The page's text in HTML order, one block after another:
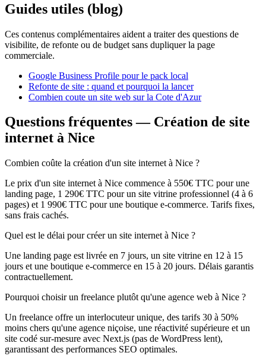
Guides utiles (blog)
Ces contenus complémentaires aident a traiter des questions de
visibilite, de refonte ou de budget sans dupliquer la page
commerciale.
Google Business Profile pour le pack local
Refonte de site : quand et pourquoi la lancer
Combien coute un site web sur la Cote d'Azur
Questions fréquentes — Création de site
internet à Nice
Combien coûte la création d'un site internet à Nice ?
Le prix d'un site internet à Nice commence à 550€ TTC pour une
landing page, 1 290€ TTC pour un site vitrine professionnel (4 à 6
pages) et 1 990€ TTC pour une boutique e-commerce. Tarifs fixes,
sans frais cachés.
Quel est le délai pour créer un site internet à Nice ?
Une landing page est livrée en 7 jours, un site vitrine en 12 à 15
jours et une boutique e-commerce en 15 à 20 jours. Délais garantis
contractuellement.
Pourquoi choisir un freelance plutôt qu'une agence web à Nice ?
Un freelance offre un interlocuteur unique, des tarifs 30 à 50%
moins chers qu'une agence niçoise, une réactivité supérieure et un
site codé sur-mesure avec Next.js (pas de WordPress lent),
garantissant des performances SEO optimales.